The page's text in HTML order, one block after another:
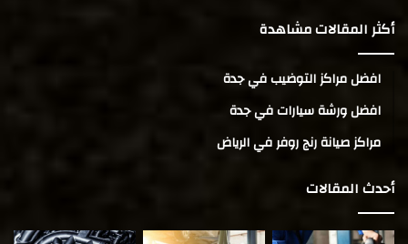
أكثر المقالات مشاهدة
افضل مراكز التوضيب في جدة
افضل ورشة سيارات في جدة
مراكز صيانة رنج روفر في الرياض
أحدث المقالات